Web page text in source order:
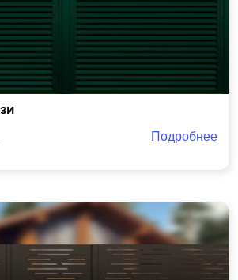
Подробнее